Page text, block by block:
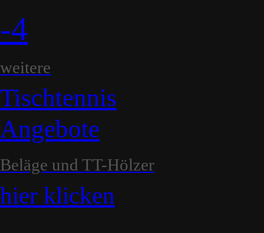
-4
weitere
Tischtennis
Angebote
Beläge und TT-Hölzer
hier klicken